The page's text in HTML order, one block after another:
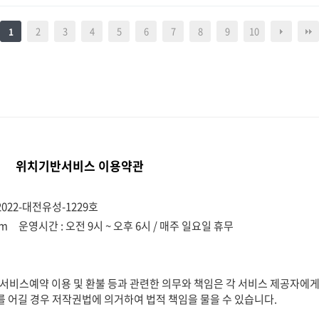
1 2 3 4 5 6 7 8 9 10
위치기반서비스 이용약관
대전유성-1229호
운영시간 : 오전 9시 ~ 오후 6시 / 매주 일요일 휴무
스예약 이용 및 환불 등과 관련한 의무와 책임은 각 서비스 제공자에
길 경우 저작권법에 의거하여 법적 책임을 물을 수 있습니다.